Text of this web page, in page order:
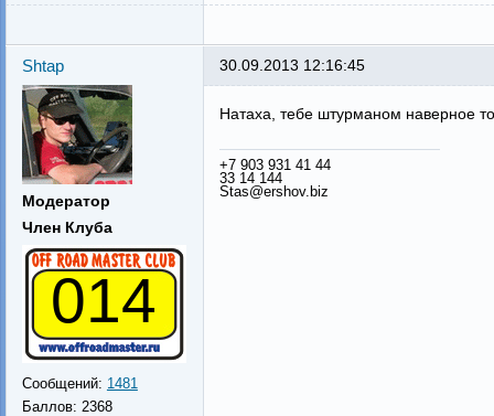
Shtap
Модератор
Член Клуба
014
Сообщений: 1481
Баллов: 2368
30.09.2013 12:16:45
Натаха, тебе штурманом наверное
+7 903 931 41 44
33 14 144
Stas@ershov.biz